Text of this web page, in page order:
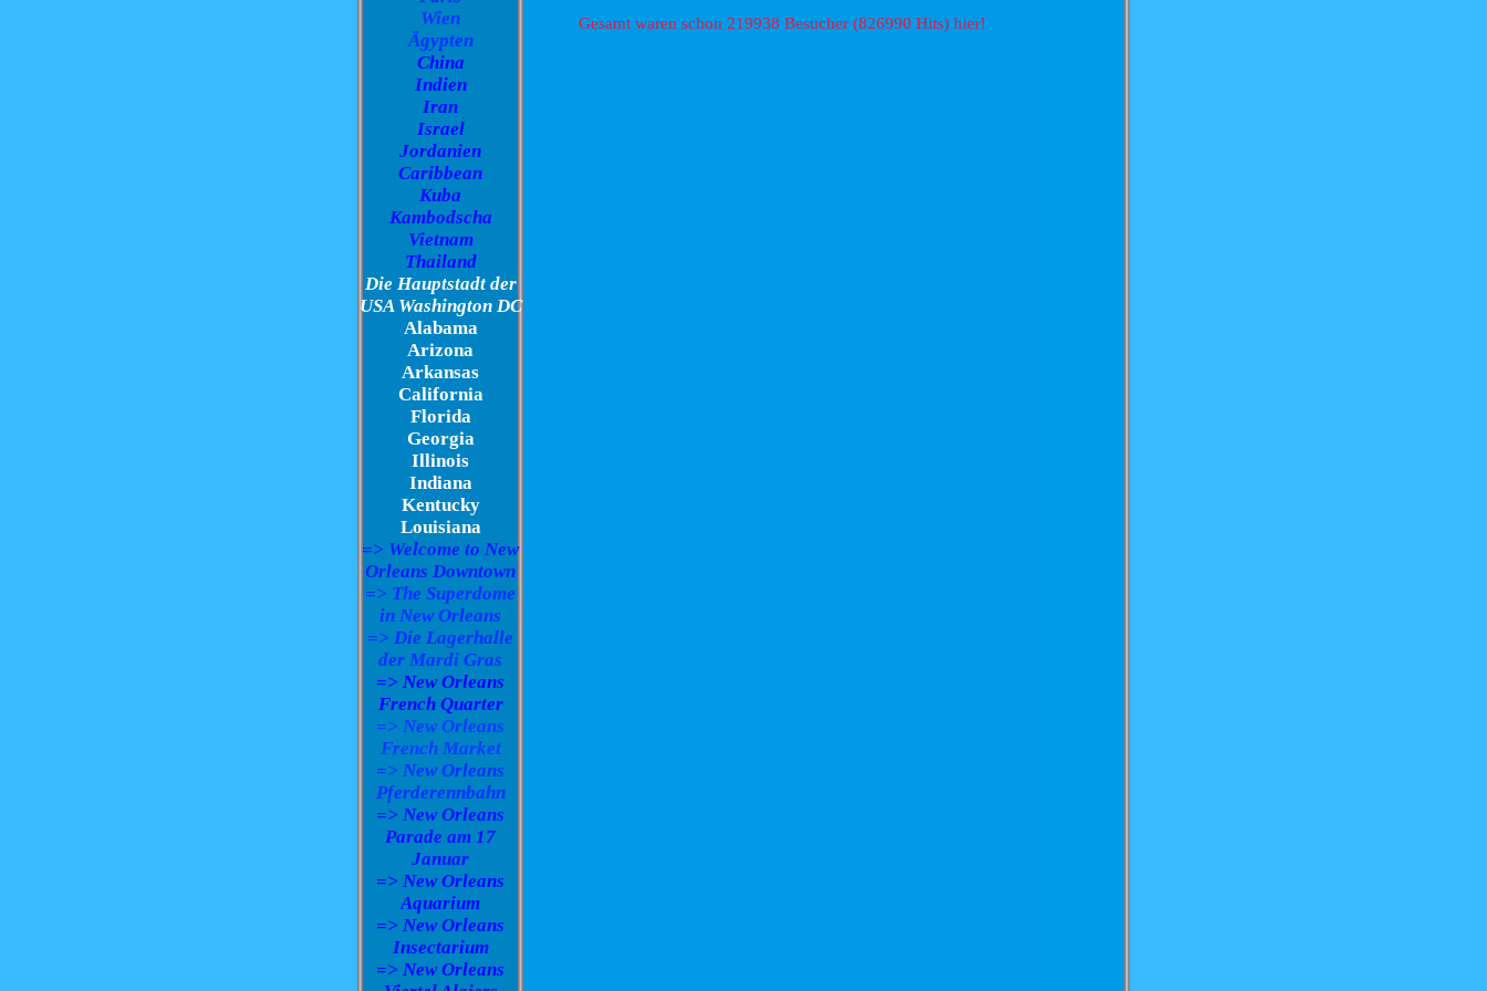
Wien
Ägypten
China
Indien
Iran
Israel
Jordanien
Caribbean
Kuba
Kambodscha
Vietnam
Thailand
Die Hauptstadt der
USA Washington DC
Alabama
Arizona
Arkansas
California
Florida
Georgia
Illinois
Indiana
Kentucky
Louisiana
=> Welcome to New
Orleans Downtown
=> The Superdome
in New Orleans
=> Die Lagerhalle
der Mardi Gras
=> New Orleans
French Quarter
=> New Orleans
French Market
=> New Orleans
Pferderennbahn
=> New Orleans
Parade am 17
Januar
=> New Orleans
Aquarium
=> New Orleans
Insectarium
=> New Orleans
Gesamt waren schon 219938 Besucher (826990 Hits) hier!